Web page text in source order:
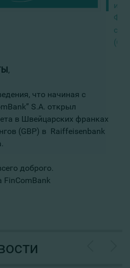
и
,
что начиная с
S.A. открыл
в Швейцарских франках
(GBP) в Raiffeisenbank
доброго.